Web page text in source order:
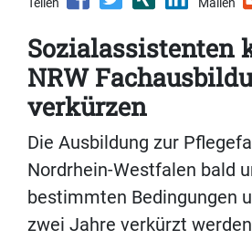
Teilen Mailen
Sozialassistenten
NRW
verkürzen
Die Ausbildung zur
Nordrhein-Westfalen bald
bestimmten Bedingungen
zwei Jahre verkürzt